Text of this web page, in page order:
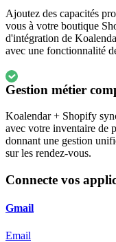
Ajoutez des capacités
vous à votre boutique
d'intégration de
avec une fonctionnalité
Gestion métier
Koalendar + Shopify
avec votre inventaire de
donnant une gestion
sur les rendez-vous.
Connecte vos
Gmail
Email